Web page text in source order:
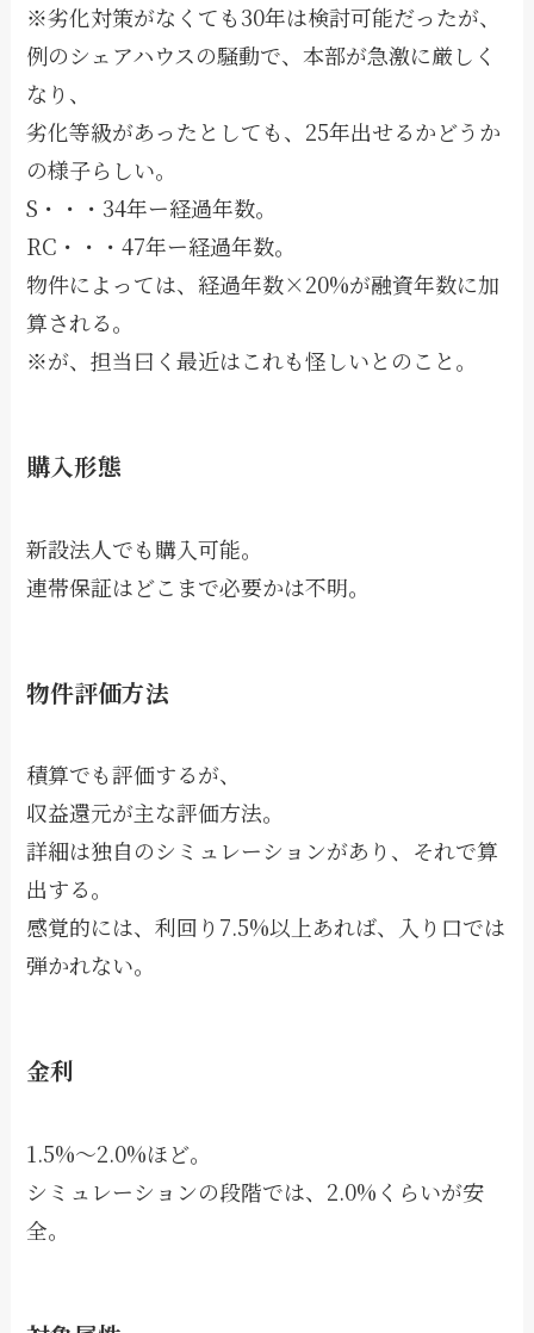
※劣化対策がなくても30年は検討可能だったが、
例のシェアハウスの騒動で、本部が急激に厳しく
なり、
劣化等級があったとしても、25年出せるかどうか
の様子らしい。
S・・・34年ー経過年数。
RC・・・47年ー経過年数。
物件によっては、経過年数×20%が融資年数に加
算される。
※が、担当曰く最近はこれも怪しいとのこと。
購入形態
新設法人でも購入可能。
連帯保証はどこまで必要かは不明。
物件評価方法
積算でも評価するが、
収益還元が主な評価方法。
詳細は独自のシミュレーションがあり、それで算
出する。
感覚的には、利回り7.5%以上あれば、入り口では
弾かれない。
金利
1.5%〜2.0%ほど。
シミュレーションの段階では、2.0%くらいが安
全。